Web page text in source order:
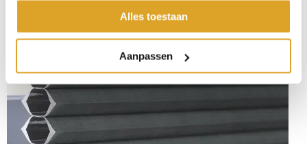
Alles toestaan
Aanpassen